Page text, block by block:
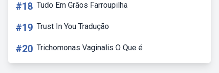
#18 Tudo Em Grãos Farroupilha
#19 Trust In You Tradução
#20 Trichomonas Vaginalis O Que é